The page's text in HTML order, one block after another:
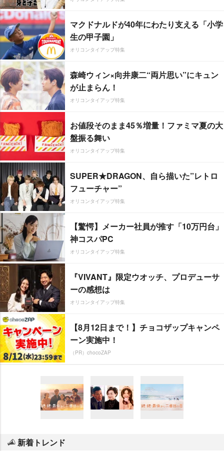
マクドナルドが40年にわたり支える「小学
生の甲子園」
オリコンタイアップ特集
森崎ウィン×向井康二“両片思い”にキュン
が止まらん！
オリコンタイアップ特集
お値段そのまま45％増量！ファミマ夏の大
盤振る舞い
オリコンタイアップ特集
SUPER★DRAGON、自ら描いた”レトロ
フューチャー”
オリコンタイアップ特集
【驚愕】メーカー社員が推す「10万円台」
神コスパPC
オリコンタイアップ特集
『VIVANT』限定ウオッチ、プロデューサ
ーの感想は
オリコンタイアップ特集
【8月12日まで！】チョコザップキャンペ
ーン実施中！
（PR）chocoZAP
新着トレンド